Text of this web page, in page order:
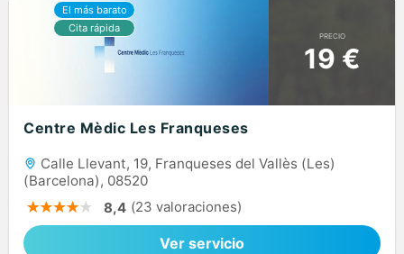
PRECIO
19 €
Centre Mèdic Les Franqueses
Calle Llevant, 19, Franqueses del Vallès (Les)
(Barcelona), 08520
8,4 (23 valoraciones)
Ver servicio